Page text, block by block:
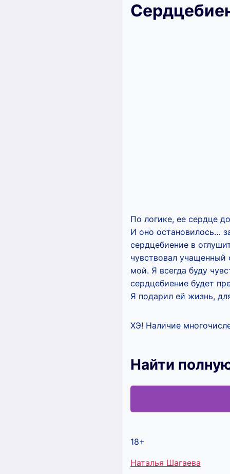
По логике, ее сердце
И оно остановилось…
сердцебиение в
чувствовал учащенный
мой. Я всегда буду
сердцебиение будет
Я подарил ей жизнь,
ХЭ! Наличие
Найти
18+
Метки
Наталья Шагаева